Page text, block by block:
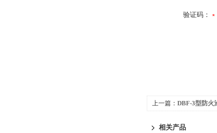
验证码：
上一篇： DBF-3型防火
相关产品